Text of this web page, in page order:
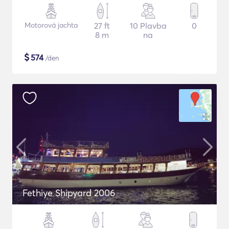
Motorová jachta
27 ft
8 m
10 Plavba
na
0
$574/den
Fethiye Shipyard 2006